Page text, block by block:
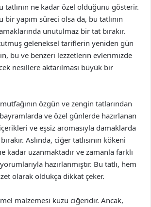
tatlının ne kadar özel olduğunu gösterir.
bir yapım süreci olsa da, bu tatlının
unutulmaz bir tat bırakır.
geleneksel tariflerin yeniden gün
bu ve benzeri lezzetlerin evlerimizde
nesillere aktarılması büyük bir
mutfağının özgün ve zengin tatlarından
ve özel günlerde hazırlanan
ve eşsiz aromasıyla damaklarda
Aslında, ciğer tatlısının kökeni
kadar uzanmaktadır ve zamanla farklı
hazırlanmıştır. Bu tatlı, hem
olarak oldukça dikkat çeker.
malzemesi kuzu ciğeridir. Ancak,